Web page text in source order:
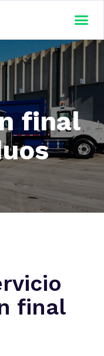
final
final